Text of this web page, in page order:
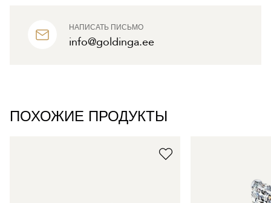
НАПИСАТЬ ПИСЬМО
info@goldinga.ee
ПОХОЖИЕ ПРОДУКТЫ